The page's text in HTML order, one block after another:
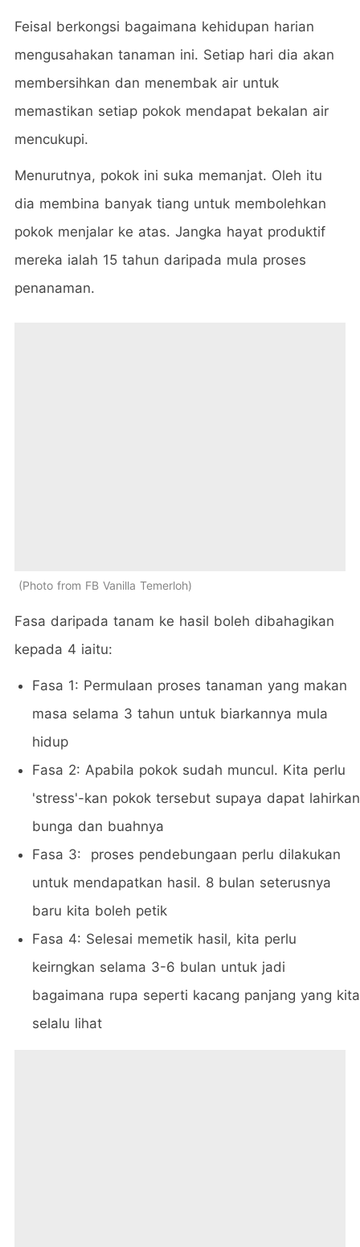
Feisal berkongsi bagaimana kehidupan harian
mengusahakan tanaman ini. Setiap hari dia akan
membersihkan dan menembak air untuk
memastikan setiap pokok mendapat bekalan air
mencukupi.
Menurutnya, pokok ini suka memanjat. Oleh itu
dia membina banyak tiang untuk membolehkan
pokok menjalar ke atas. Jangka hayat produktif
mereka ialah 15 tahun daripada mula proses
penanaman.
Photo from FB Vanilla Temerloh
Fasa daripada tanam ke hasil boleh dibahagikan
kepada 4 iaitu:
Fasa 1: Permulaan proses tanaman yang makan
masa selama 3 tahun untuk biarkannya mula
hidup
Fasa 2: Apabila pokok sudah muncul. Kita perlu
'stress'-kan pokok tersebut supaya dapat lahirkan
bunga dan buahnya
Fasa 3: proses pendebungaan perlu dilakukan
untuk mendapatkan hasil. 8 bulan seterusnya
baru kita boleh petik
Fasa 4: Selesai memetik hasil, kita perlu
keirngkan selama 3-6 bulan untuk jadi
bagaimana rupa seperti kacang panjang yang kita
selalu lihat